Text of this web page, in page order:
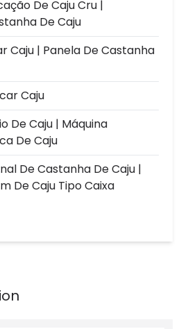
De Caju Cru |
De Caju
Caju | Panela De Castanha
Caju
De Caju | Máquina
De Caju
De Castanha De Caju |
De Caju Tipo Caixa